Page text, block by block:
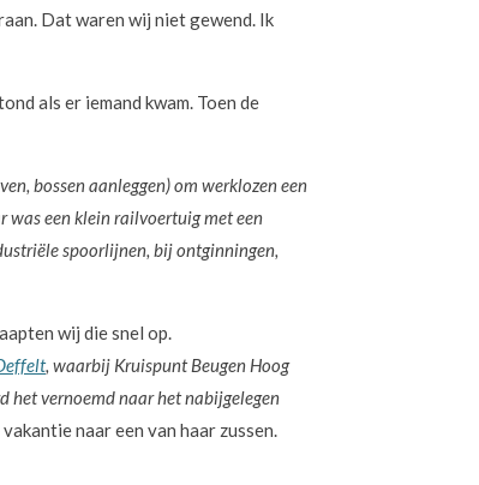
Dat waren wij niet gewend. Ik
als er iemand kwam. Toen de
bossen aanleggen) om werklozen een
was een klein railvoertuig met een
spoorlijnen, bij ontginningen,
wij die snel op.
, waarbij Kruispunt Beugen Hoog
het vernoemd naar het nabijgelegen
naar een van haar zussen.